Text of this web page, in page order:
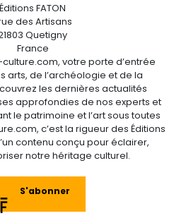
Éditions FATON
des Artisans
Quetigny
France
votre porte d’entrée
arts, de l’archéologie et de la
les dernières actualités
approfondies de nos experts et
le patrimoine et l’art sous toutes
c’est la rigueur des Éditions
contenu conçu pour éclairer,
notre héritage culturel.
S'abonner